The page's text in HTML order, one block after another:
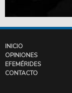
INICIO
OPINIONES
EFEMÉRIDES
CONTACTO